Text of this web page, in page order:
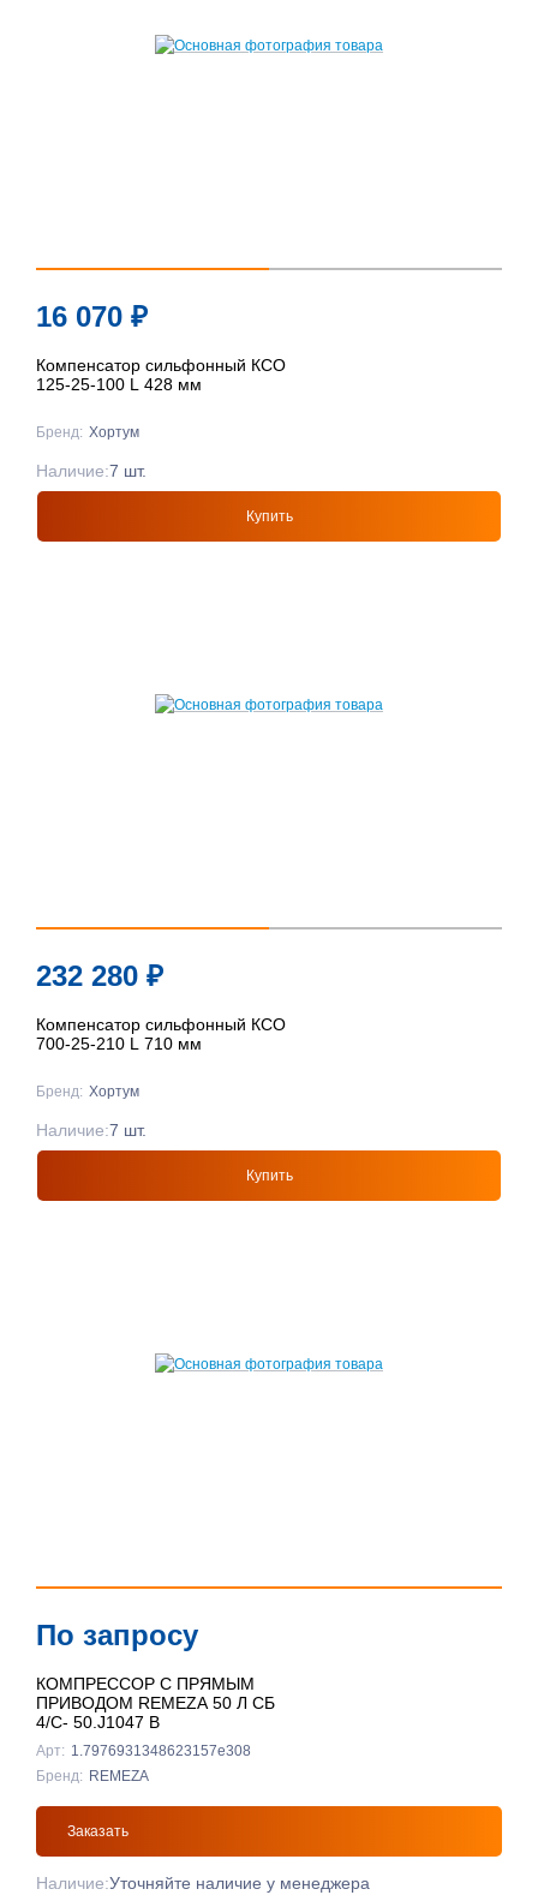
16 070 ₽
Компенсатор сильфонный КСО
125-25-100 L 428 мм
Бренд: Хортум
Купить
Наличие:7 шт.
232 280 ₽
Компенсатор сильфонный КСО
700-25-210 L 710 мм
Бренд: Хортум
Купить
Наличие:7 шт.
По запросу
КОМПРЕССОР С ПРЯМЫМ
ПРИВОДОМ REMEZA 50 Л СБ
4/С- 50.J1047 B
Арт: 1.7976931348623157e308
Бренд: REMEZA
Заказать
Наличие:Уточняйте наличие у менеджера